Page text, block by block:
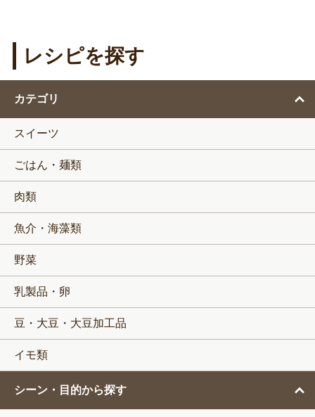
レシピを探す
カテゴリ
スイーツ
ごはん・麺類
肉類
魚介・海藻類
野菜
乳製品・卵
豆・大豆・大豆加工品
イモ類
シーン・目的から探す